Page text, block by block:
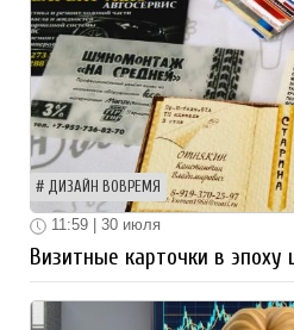
ДИЗАЙН ВОВРЕМЯ
11:59 | 30 июля
Визитные карточки в эпоху